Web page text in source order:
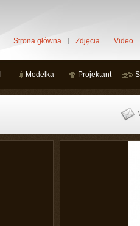
Strona główna Zdjęcia Video
Modelka Projektant